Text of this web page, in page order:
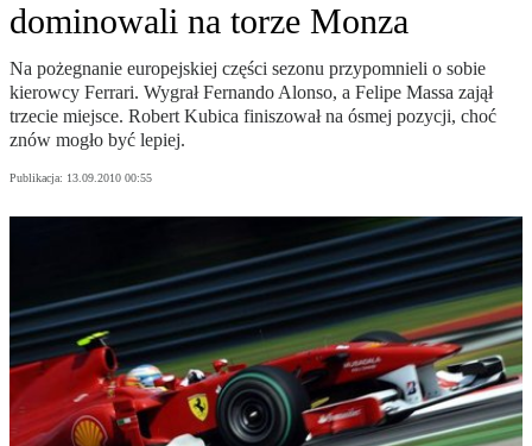
dominowali na torze Monza
Na pożegnanie europejskiej części sezonu przypomnieli o sobie
kierowcy Ferrari. Wygrał Fernando Alonso, a Felipe Massa zajął
trzecie miejsce. Robert Kubica finiszował na ósmej pozycji, choć
znów mogło być lepiej.
Publikacja: 13.09.2010 00:55